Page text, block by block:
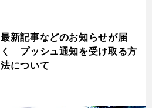
最新記事などのお知らせが届
く プッシュ通知を受け取る方
法について